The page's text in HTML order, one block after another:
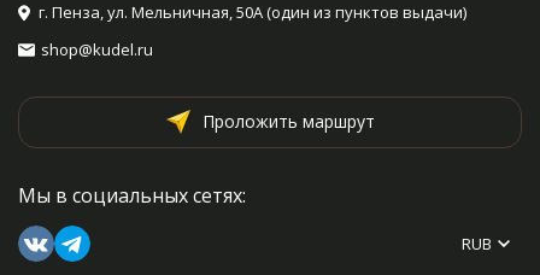
г. Пенза, ул. Мельничная, 50А (один из пунктов выдачи)
shop@kudel.ru
Проложить маршрут
Мы в социальных сетях:
RUB